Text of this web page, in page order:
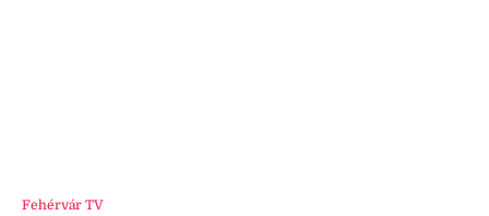
Fehérvár TV